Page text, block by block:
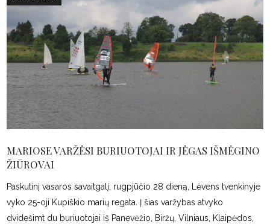
MARIOSE VARŽĖSI BURIUOTOJAI IR JĖGAS IŠMĖGINO
ŽIŪROVAI
Paskutinį vasaros savaitgalį, rugpjūčio 28 dieną, Lėvens tvenkinyje
vyko 25-oji Kupiškio marių regata. Į šias varžybas atvyko
dvidešimt du buriuotojai iš Panevėžio, Biržų, Vilniaus, Klaipėdos,